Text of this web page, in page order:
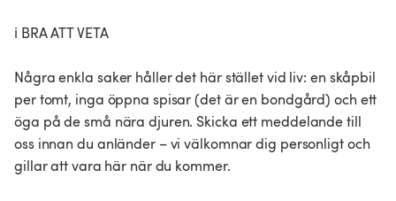
ℹ️ BRA ATT VETA
Några enkla saker håller det här stället vid liv: en skåpbil
per tomt, inga öppna spisar (det är en bondgård) och ett
öga på de små nära djuren. Skicka ett meddelande till
oss innan du anländer – vi välkomnar dig personligt och
gillar att vara här när du kommer.